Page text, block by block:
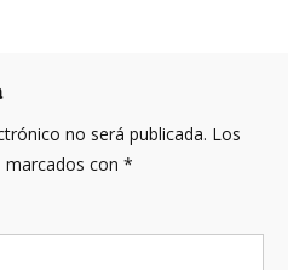
no será publicada. Los
con *